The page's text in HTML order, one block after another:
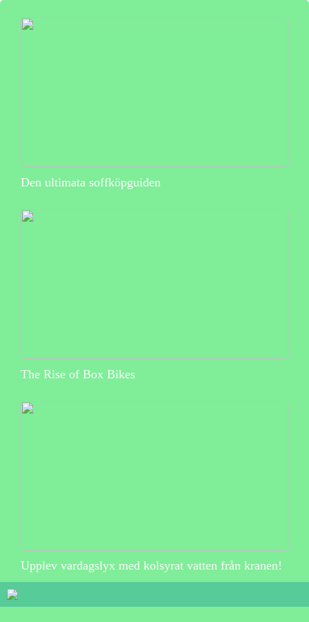
Den ultimata soffköpguiden
The Rise of Box Bikes
Upplev vardagslyx med kolsyrat vatten från kranen!